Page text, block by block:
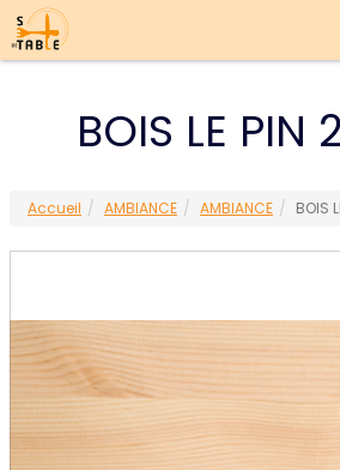
BOIS LE PIN
Accueil AMBIANCE AMBIANCE BOIS